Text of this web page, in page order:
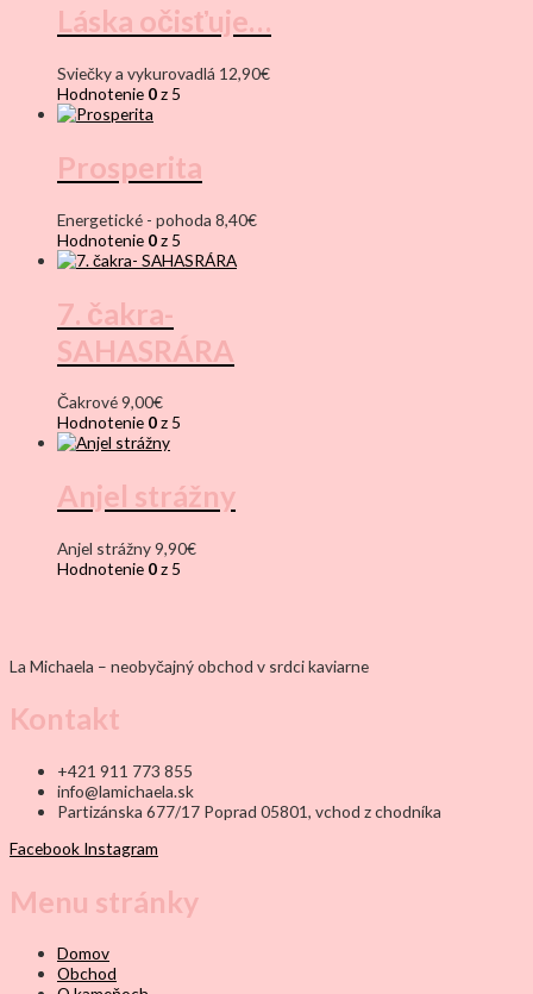
Láska očisťuje…
Sviečky a vykurovadlá 12,90€
Hodnotenie 0z 5
Prosperita
Energetické - pohoda 8,40€
Hodnotenie 0z 5
7. čakra-
SAHASRÁRA
Čakrové9,00€
Hodnotenie 0z 5
Anjel strážny
Anjel strážny9,90€
Hodnotenie 0z 5
La Michaela – neobyčajný obchod v srdci kaviarne
Kontakt
+421 911 773 855
info@lamichaela.sk
Partizánska 677/17 Poprad 05801, vchod z chodníka
Facebook Instagram
Menu stránky
Domov
Obchod